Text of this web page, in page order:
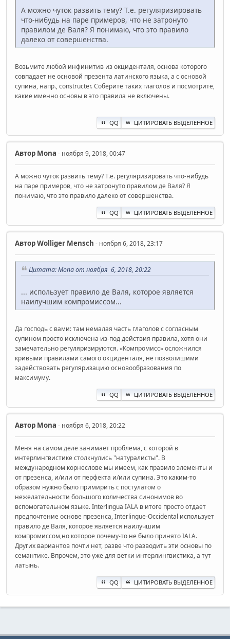
А можно чуток развить тему? Т.е. регуляризировать
что-нибудь на паре примеров, что не затронуто
правилом де Валя? Я понимаю, что это правило
далеко от совершенства.
Возьмите любой инфинитив из окциденталя, основа которого
совпадает не основой презента латинского языка, а с основой
супина, напр., constructer. Соберите таких глаголов и посмотрите,
какие именно основы в это правила не включены.
QQ ЦИТИРОВАТЬ ВЫДЕЛЕННОЕ
Автор Mona - ноября 9, 2018, 00:47
А можно чуток развить тему? Т.е. регуляризировать что-нибудь
на паре примеров, что не затронуто правилом де Валя? Я
понимаю, что это правило далеко от совершенства.
QQ ЦИТИРОВАТЬ ВЫДЕЛЕННОЕ
АвторWolliger Mensch - ноября 6, 2018, 23:17
Цитата: Mona от ноября 6, 2018, 20:22
... использует правило де Валя, которое является
наилучшим компромиссом...
Да господь с вами: там немалая часть глаголов с согласным
супином просто исключена из-под действия правила, хотя они
замечательно регуляризируются. «Компромисс» осложнился
кривыми правилами самого окциденталя, не позволишими
задействовать регуляризацию основообразования по
максимуму.
QQ ЦИТИРОВАТЬ ВЫДЕЛЕННОЕ
Автор Mona - ноября 6, 2018, 20:22
Меня на самом деле занимает проблема, с которой в
интерлингвистике столкнулись "натуралисты". В
международном корнеслове мы имеем, как правило элементы и
от презенса, и/или от перфекта и/или супина. Это каким-то
образом нужно было примирить с постулатом о
нежелательности большого количества синонимов во
вспомогательном языке. Interlingua IALA в итоге просто отдает
предпочтение основе презенса, Interlingue-Occidental использует
правило де Валя, которое является наилучшим
компромиссом,но которое почему-то не было принято IALA.
Других вариантов почти нет, разве что разводить эти основы по
семантике. Впрочем, это уже для ветки интерлингвистика, а тут
латынь.
QQ ЦИТИРОВАТЬ ВЫДЕЛЕННОЕ